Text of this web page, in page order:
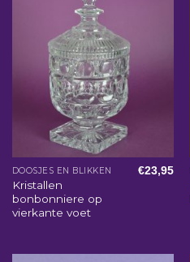
DOOSJES EN BLIKKEN
Kristallen
bonbonniere op
vierkante voet
€23,95